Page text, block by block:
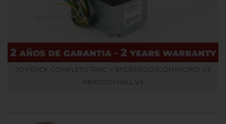
JOYSTICK COMPLETO TRAC Y ENDEREÇO (CON MICRO) V3
RB100001.HALL.V3